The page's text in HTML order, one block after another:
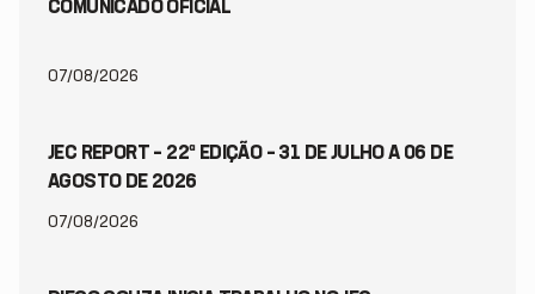
COMUNICADO OFICIAL
07/08/2026
JEC REPORT – 22ª EDIÇÃO – 31 DE JULHO A 06 DE
AGOSTO DE 2026
07/08/2026